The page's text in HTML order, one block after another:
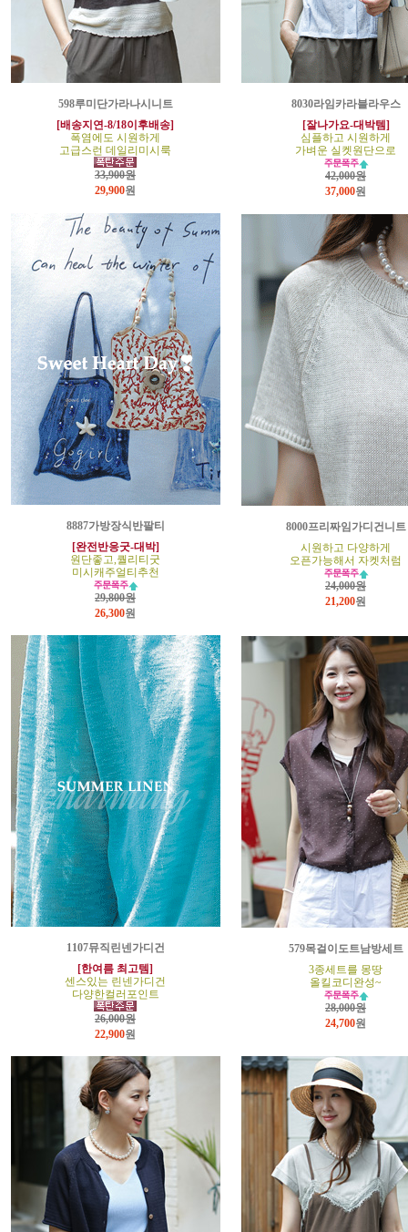
598루미단가라나시니트
[배송지연-8/18이후배송]
폭염에도 시원하게
고급스런 데일리미시룩
33,900원
29,900원
8030라임카라블라우스
[잘나가요-대박템]
심플하고 시원하게
가벼운 실켓원단으로
42,000원
37,000원
8887가방장식반팔티
[완전반응굿-대박]
원단좋고,퀄리티굿
미시캐주얼티추천
29,800원
26,300원
8000프리짜임가디건니트
시원하고 다양하게
오픈가능해서 자켓처럼
24,000원
21,200원
1107뮤직린넨가디건
[한여름 최고템]
센스있는 린넨가디건
다양한컬러포인트
26,000원
22,900원
579목걸이도트남방세트
3종세트를 몽땅
올킬코디완성~
28,000원
24,700원